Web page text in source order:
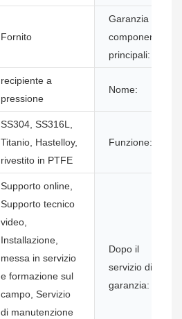
Fornito
Garanzia dei
componenti
principali:
recipiente a
pressione
Nome:
SS304, SS316L,
Titanio, Hastelloy,
rivestito in PTFE
Funzione:
Supporto online,
Supporto tecnico
video,
Installazione,
messa in servizio
e formazione sul
campo, Servizio
di manutenzione
Dopo il
servizio di
garanzia: